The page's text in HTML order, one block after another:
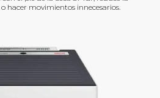
hacer movimientos innecesarios.